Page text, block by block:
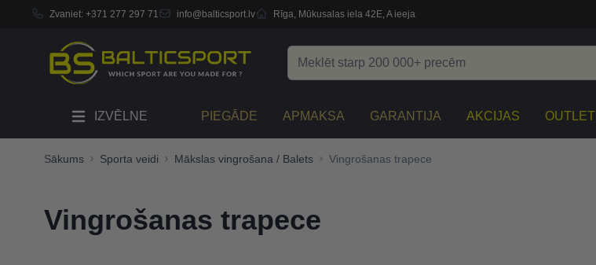
Zvaniet: +371 277 297 71 info@balticsport.lv Rīga, Mūkusalas iela 42E, A ieeja
IZVĒLNE PIEGĀDE APMAKSA GARANTIJA AKCIJAS OUTLET
Sākums Sporta veidi Mākslas vingrošana / Balets Vingrošanas trapece
Vingrošanas trapece